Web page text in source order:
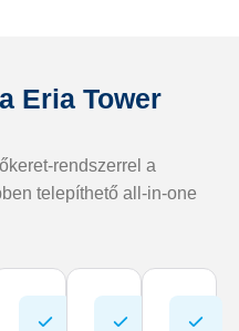
Eria Tower
rendszerrel a
telepíthető all-in-one